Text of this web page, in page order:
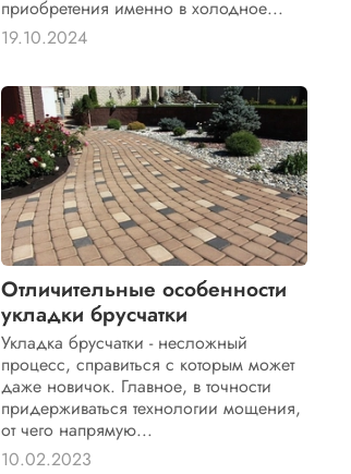
приобретения именно в холодное...
19.10.2024
Отличительные особенности
укладки брусчатки
Укладка брусчатки - несложный
процесс, справиться с которым может
даже новичок. Главное, в точности
придерживаться технологии мощения,
от чего напрямую...
10.02.2023